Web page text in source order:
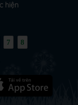
hiện
7 8